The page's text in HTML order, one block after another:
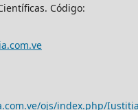
Código:
ojs/index.php/